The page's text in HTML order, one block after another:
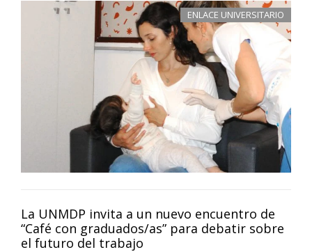
ENLACE UNIVERSITARIO
La UNMDP invita a un nuevo encuentro de
“Café con graduados/as” para debatir sobre
el futuro del trabajo